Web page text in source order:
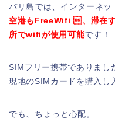
バリ島では、インターネッ
空港もFreeWifi 、滞在
所でwifiが使用可能です！
SIMフリー携帯でありまし
現地のSIMカードを購入し
でも、ちょっと心配。